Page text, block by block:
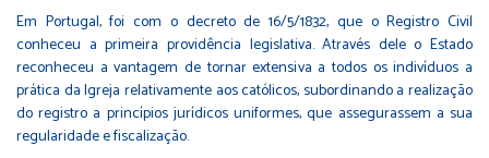
Em Portugal, foi com o decreto de 16/5/1832, que o Registro Civil
conheceu a primeira providência legislativa. Através dele o Estado
reconheceu a vantagem de tornar extensiva a todos os indivíduos a
prática da Igreja relativamente aos católicos, subordinando a realização
do registro a princípios jurídicos uniformes, que assegurassem a sua
regularidade e fiscalização.